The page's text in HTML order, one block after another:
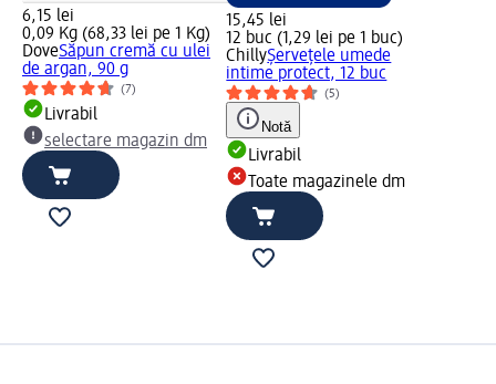
6,15 lei
0,09 Kg (68,33 lei pe 1 Kg)
DoveSăpun cremă cu ulei
de argan, 90 g
(7)
Livrabil
selectare magazin dm
15,45 lei
12 buc (1,29 lei pe 1 buc)
ChillyȘervețele umede
intime protect, 12 buc
(5)
Notă
Livrabil
Toate magazinele dm